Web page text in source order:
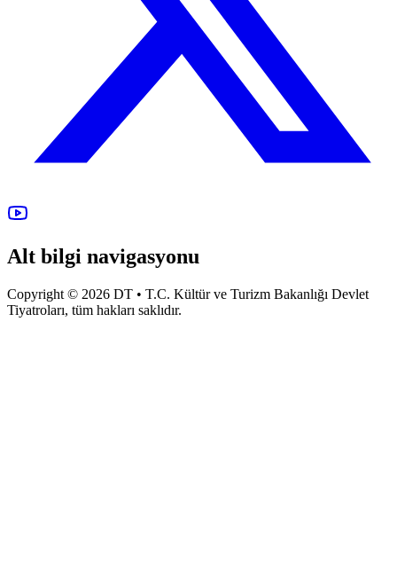
Alt bilgi navigasyonu
Copyright © 2026 DT • T.C. Kültür ve Turizm Bakanlığı Devlet
Tiyatroları, tüm hakları saklıdır.